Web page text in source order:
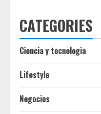
CATEGORIES
Ciencia y tecnologia
Lifestyle
Negocios